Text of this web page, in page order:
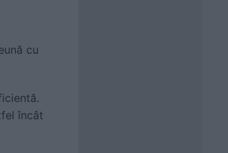
cu
încât